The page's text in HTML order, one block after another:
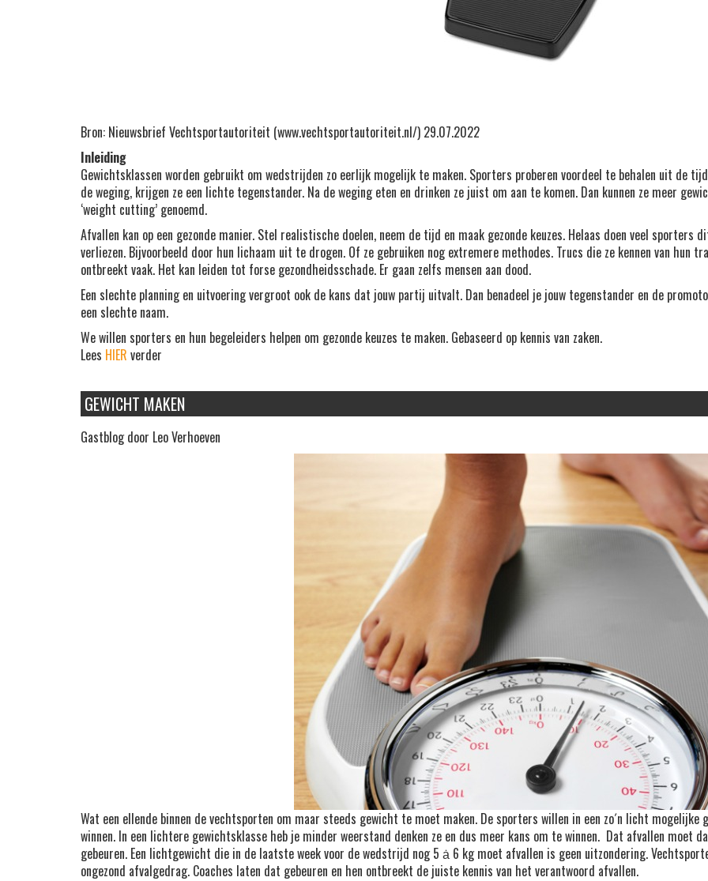
Bron: Nieuwsbrief Vechtsportautoriteit (www.vechtsportautoriteit.nl/) 29.07.2022
Inleiding
Gewichtsklassen worden gebruikt om wedstrijden zo eerlijk mogelijk te maken. Sporters proberen voordeel te behalen uit de
de weging, krijgen ze een lichte tegenstander. Na de weging eten en drinken ze juist om aan te komen. Dan kunnen ze meer
‘weight cutting’ genoemd.
Afvallen kan op een gezonde manier. Stel realistische doelen, neem de tijd en maak gezonde keuzes. Helaas doen veel
verliezen. Bijvoorbeeld door hun lichaam uit te drogen. Of ze gebruiken nog extremere methodes. Trucs die ze kennen van hun
ontbreekt vaak. Het kan leiden tot forse gezondheidsschade. Er gaan zelfs mensen aan dood.
Een slechte planning en uitvoering vergroot ook de kans dat jouw partij uitvalt. Dan benadeel je jouw tegenstander en de
een slechte naam.
We willen sporters en hun begeleiders helpen om gezonde keuzes te maken. Gebaseerd op kennis van zaken.
Lees HIER verder
GEWICHT MAKEN
Gastblog door Leo Verhoeven
Wat een ellende binnen de vechtsporten om maar steeds gewicht te moet maken. De sporters willen in een zo´n licht
winnen. In een lichtere gewichtsklasse heb je minder weerstand denken ze en dus meer kans om te winnen. Dat afvallen moet
gebeuren. Een lichtgewicht die in de laatste week voor de wedstrijd nog 5 ȧ 6 kg moet afvallen is geen uitzondering.
ongezond afvalgedrag. Coaches laten dat gebeuren en hen ontbreekt de juiste kennis van het verantwoord afvallen.